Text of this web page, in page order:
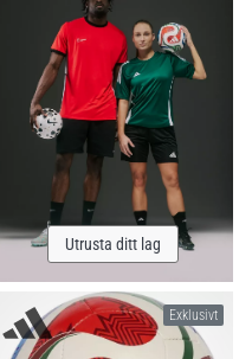
Utrusta ditt lag
Exklusivt